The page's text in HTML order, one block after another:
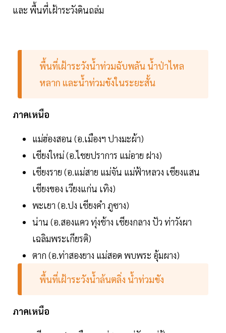
และ พื้นที่เฝ้าระวังดินถล่ม
พื้นที่เฝ้าระวังน้ำท่วมฉับพลัน น้ำป่าไหล
หลาก และน้ำท่วมขังในระยะสั้น
ภาคเหนือ
แม่ฮ่องสอน (อ.เมืองฯ ปางมะผ้า)
เชียงใหม่ (อ.ไชยปราการ แม่อาย ฝาง)
เชียงราย (อ.แม่สาย แม่จัน แม่ฟ้าหลวง เชียงแสน
เชียงของ เวียงแก่น เทิง)
พะเยา (อ.ปง เชียงคำ ภูซาง)
น่าน (อ.สองแคว ทุ่งช้าง เชียงกลาง ปัว ท่าวังผา
เฉลิมพระเกียรติ)
ตาก (อ.ท่าสองยาง แม่สอด พบพระ อุ้มผาง)
พื้นที่เฝ้าระวังน้ำล้นตลิ่ง น้ำท่วมขัง
ภาคเหนือ